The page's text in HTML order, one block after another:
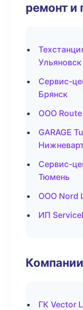
ремонт и
Ульяновск
Сервис-
Брянск
ООО
GARAGE
Сервис-
Тюмень
ООО Nord
ИП
ГК Vector